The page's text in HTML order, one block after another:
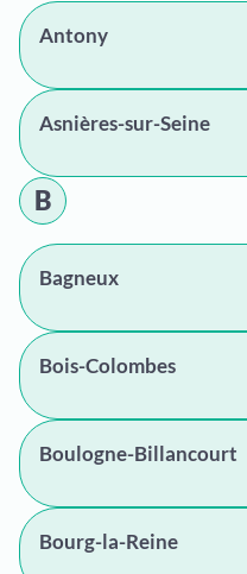
Antony
Asnières-sur-Seine
B
Bagneux
Bois-Colombes
Boulogne-Billancourt
Bourg-la-Reine